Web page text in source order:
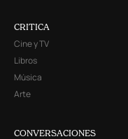
CRITICA
Cine y TV
Libros
Música
Arte
CONVERSACIONES